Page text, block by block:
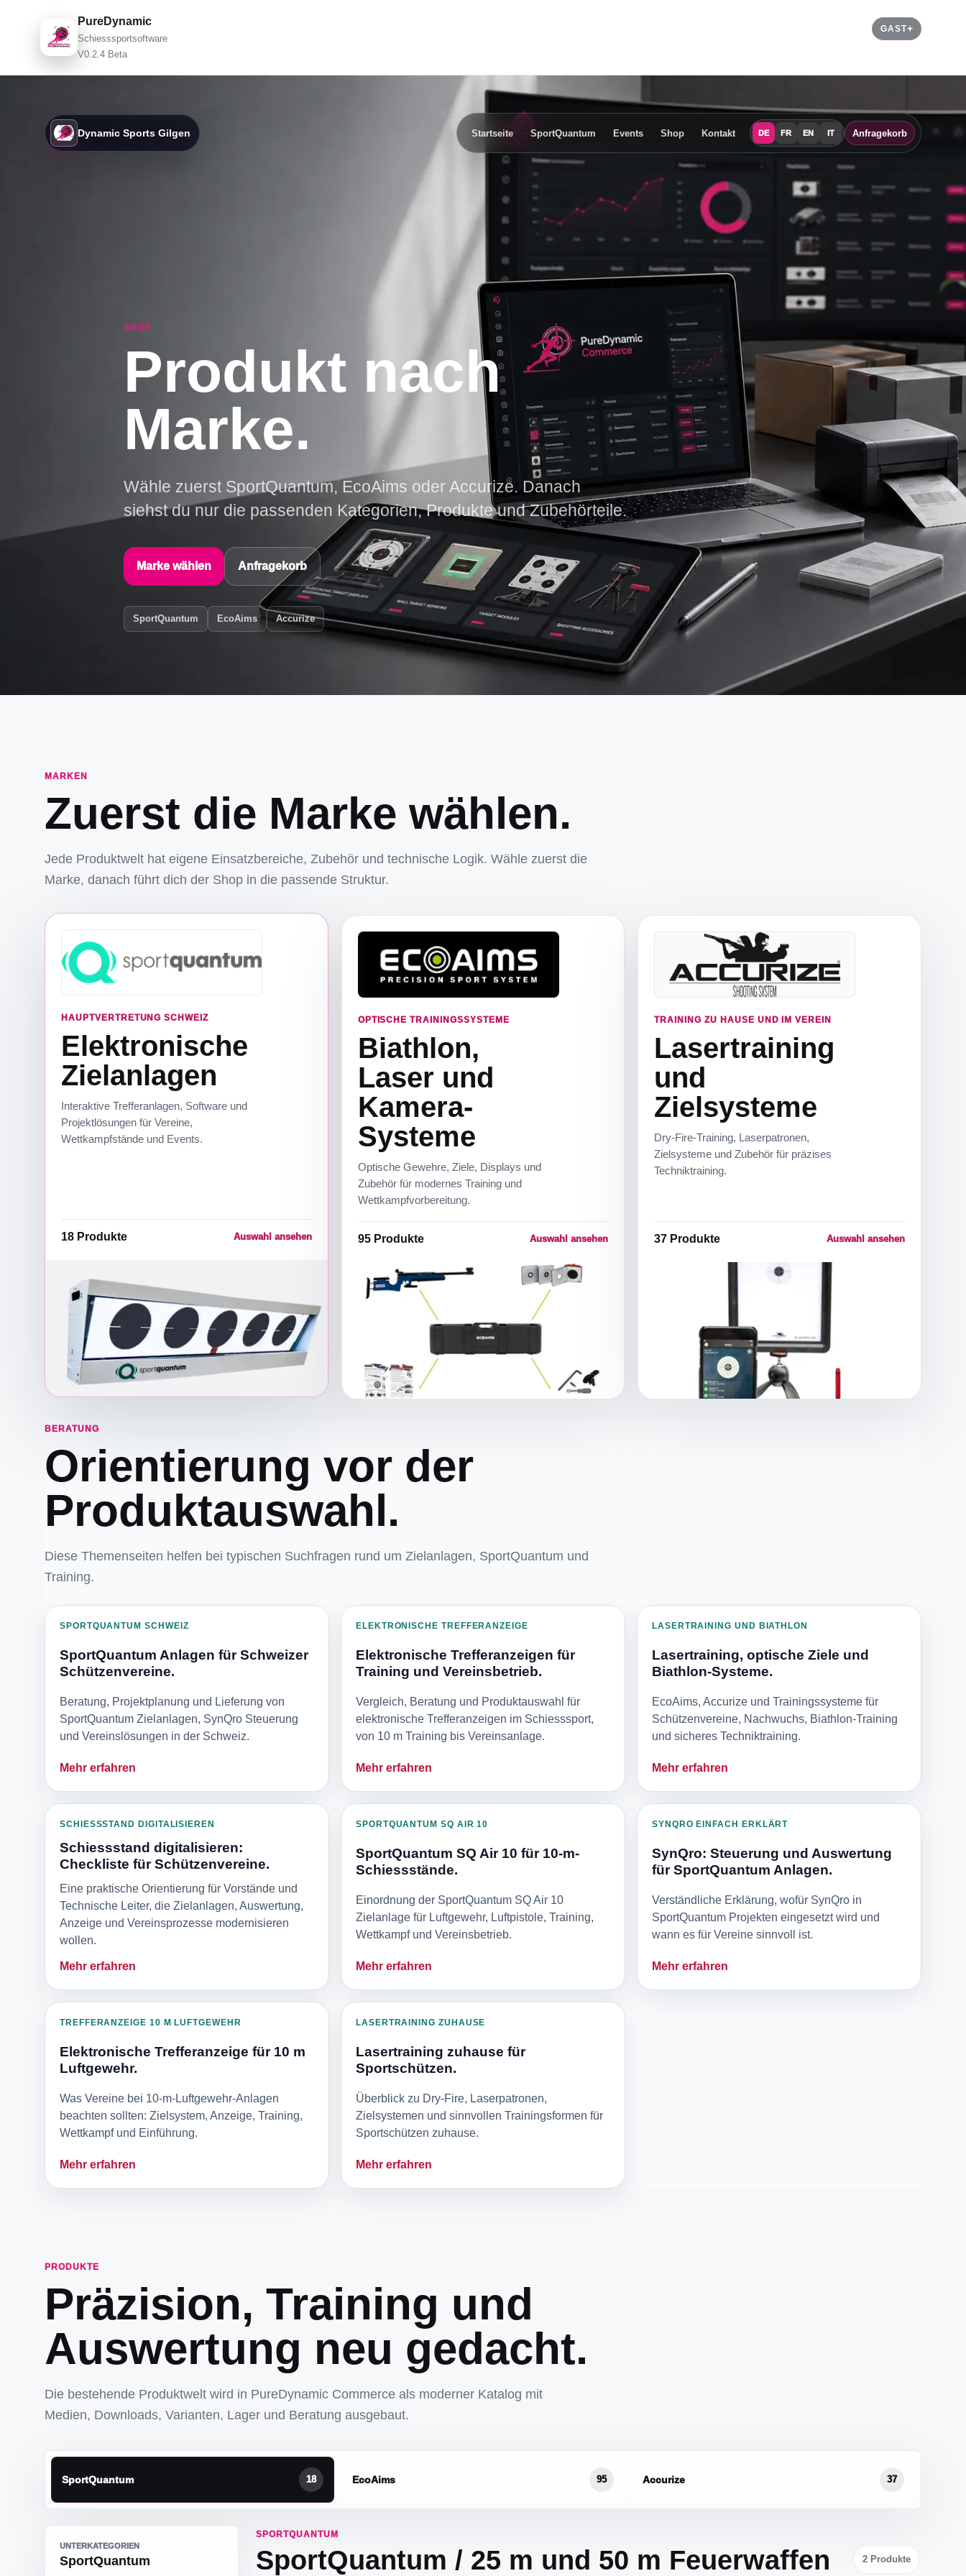
PureDynamic
Schiesssportsoftware
V0.2.4 Beta
GAST
Dynamic Sports Gilgen Startseite SportQuantum Events Shop Kontakt DE FR EN IT Anfragekorb
SHOP
Produkt nach
Marke.
Wähle zuerst SportQuantum, EcoAims oder Accurize. Danach
siehst du nur die passenden Kategorien, Produkte und Zubehörteile.
Marke wählen Anfragekorb
SportQuantum EcoAims Accurize
MARKEN
Zuerst die Marke wählen.
Jede Produktwelt hat eigene Einsatzbereiche, Zubehör und technische Logik. Wähle zuerst die
Marke, danach führt dich der Shop in die passende Struktur.
HAUPTVERTRETUNG SCHWEIZ
Elektronische
Zielanlagen
Interaktive Trefferanlagen, Software und
Projektlösungen für Vereine,
Wettkampfstände und Events.
18 Produkte Auswahl ansehen
OPTISCHE TRAININGSSYSTEME
Biathlon,
Laser und
Kamera-
Systeme
Optische Gewehre, Ziele, Displays und
Zubehör für modernes Training und
Wettkampfvorbereitung.
95Produkte Auswahl ansehen
TRAINING ZU HAUSE UND IM VEREIN
Lasertraining
und
Zielsysteme
Dry-Fire-Training, Laserpatronen,
Zielsysteme und Zubehör für präzises
Techniktraining.
37 Produkte Auswahl ansehen
BERATUNG
Orientierung vor der
Produktauswahl.
Diese Themenseiten helfen bei typischen Suchfragen rund um Zielanlagen, SportQuantum und
Training.
SPORTQUANTUM SCHWEIZ
SportQuantum Anlagen für Schweizer
Schützenvereine.
Beratung, Projektplanung und Lieferung von
SportQuantum Zielanlagen, SynQro Steuerung
und Vereinslösungen in der Schweiz.
Mehr erfahren
ELEKTRONISCHE TREFFERANZEIGE
Elektronische Trefferanzeigen für
Training und Vereinsbetrieb.
Vergleich, Beratung und Produktauswahl für
elektronische Trefferanzeigen im Schiesssport,
von 10 m Training bis Vereinsanlage.
Mehr erfahren
LASERTRAINING UND BIATHLON
Lasertraining, optische Ziele und
Biathlon-Systeme.
EcoAims, Accurize und Trainingssysteme für
Schützenvereine, Nachwuchs, Biathlon-Training
und sicheres Techniktraining.
Mehr erfahren
SCHIESSSTAND DIGITALISIEREN
Schiessstand digitalisieren:
Checkliste für Schützenvereine.
Eine praktische Orientierung für Vorstände und
Technische Leiter, die Zielanlagen, Auswertung,
Anzeige und Vereinsprozesse modernisieren
wollen.
Mehr erfahren
SPORTQUANTUM SQ AIR 10
SportQuantum SQ Air 10 für 10-m-
Schiessstände.
Einordnung der SportQuantum SQ Air 10
Zielanlage für Luftgewehr, Luftpistole, Training,
Wettkampf und Vereinsbetrieb.
Mehr erfahren
SYNQRO EINFACH ERKLÄRT
SynQro: Steuerung und Auswertung
für SportQuantum Anlagen.
Verständliche Erklärung, wofür SynQro in
SportQuantum Projekten eingesetzt wird und
wann es für Vereine sinnvoll ist.
Mehr erfahren
TREFFERANZEIGE 10 M LUFTGEWEHR
Elektronische Trefferanzeige für 10 m
Luftgewehr.
Was Vereine bei 10-m-Luftgewehr-Anlagen
beachten sollten: Zielsystem, Anzeige, Training,
Wettkampf und Einführung.
Mehr erfahren
LASERTRAINING ZUHAUSE
Lasertraining zuhause für
Sportschützen.
Überblick zu Dry-Fire, Laserpatronen,
Zielsystemen und sinnvollen Trainingsformen für
Sportschützen zuhause.
Mehr erfahren
PRODUKTE
Präzision, Training und
Auswertung neu gedacht.
Die bestehende Produktwelt wird in PureDynamic Commerce als moderner Katalog mit
Medien, Downloads, Varianten, Lager und Beratung ausgebaut.
SportQuantum 18 EcoAims 95 Accurize 37
UNTERKATEGORIEN
SportQuantum
SPORTQUANTUM
SportQuantum / 25 m und 50 m Feuerwaffen 2 Produkte